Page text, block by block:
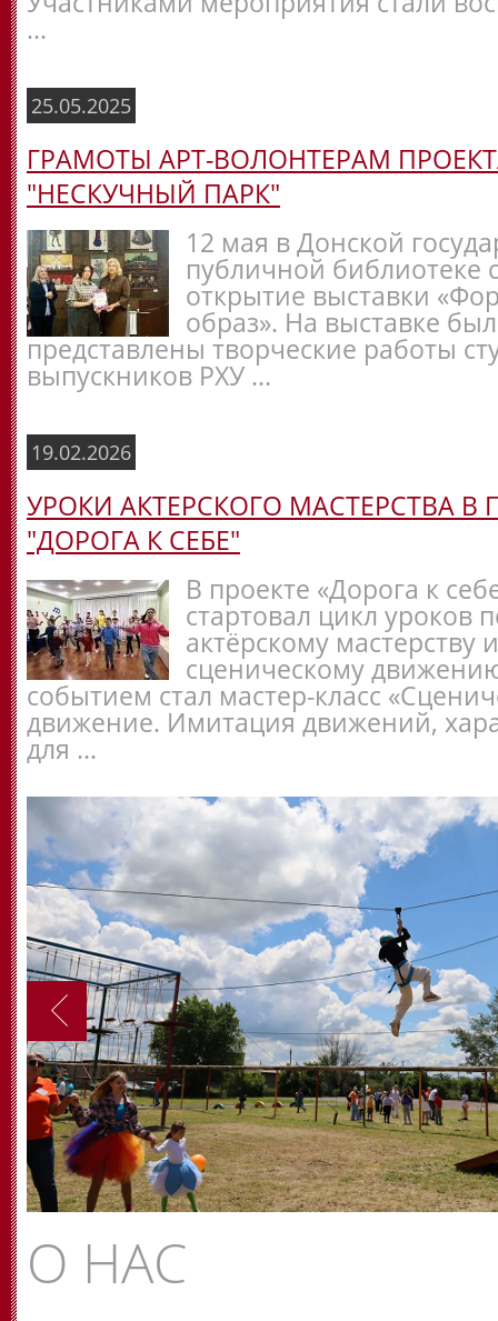
...
25.05.2025
ГРАМОТЫ АРТ-ВОЛОНТЕРАМ
"НЕСКУЧНЫЙ ПАРК"
12 мая в Донской
публичной библиотеке
открытие выставки
образ». На выставке
представлены творческие работы
выпускников РХУ ...
19.02.2026
УРОКИ АКТЕРСКОГО МАСТЕРСТВА В
"ДОРОГА К СЕБЕ"
В проекте «Дорога к
стартовал цикл уроков
актёрскому мастерству и
сценическому
событием стал мастер-класс
движение. Имитация движений,
для ...
О НАС